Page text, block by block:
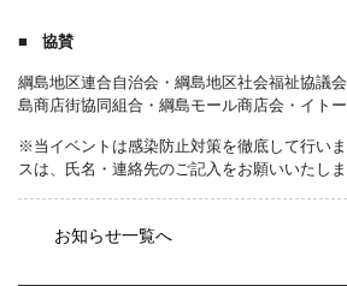
協賛
綱島地区連合自治会・綱島地区社会福祉協議
島商店街協同組合・綱島モール商店会・イト
※当イベントは感染防止対策を徹底して行い
スは、氏名・連絡先のご記入をお願いいたしま
お知らせ一覧へ